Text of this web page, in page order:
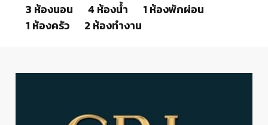
3 ห้องนอน
4 ห้องน้ำ
1 ห้องพักผ่อน
1 ห้องครัว
2 ห้องทำงาน